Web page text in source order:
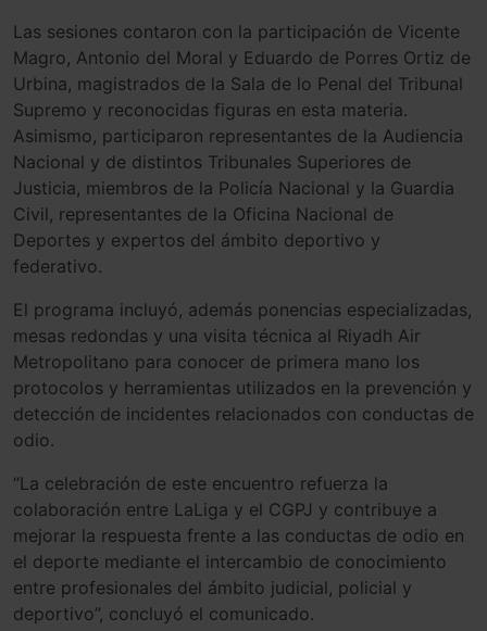
Las sesiones contaron con la participación de Vicente
Magro, Antonio del Moral y Eduardo de Porres Ortiz de
Urbina, magistrados de la Sala de lo Penal del Tribunal
Supremo y reconocidas figuras en esta materia.
Asimismo, participaron representantes de la Audiencia
Nacional y de distintos Tribunales Superiores de
Justicia, miembros de la Policía Nacional y la Guardia
Civil, representantes de la Oficina Nacional de
Deportes y expertos del ámbito deportivo y
federativo.
El programa incluyó, además ponencias especializadas,
mesas redondas y una visita técnica al Riyadh Air
Metropolitano para conocer de primera mano los
protocolos y herramientas utilizados en la prevención y
detección de incidentes relacionados con conductas de
odio.
“La celebración de este encuentro refuerza la
colaboración entre LaLiga y el CGPJ y contribuye a
mejorar la respuesta frente a las conductas de odio en
el deporte mediante el intercambio de conocimiento
entre profesionales del ámbito judicial, policial y
deportivo”, concluyó el comunicado.